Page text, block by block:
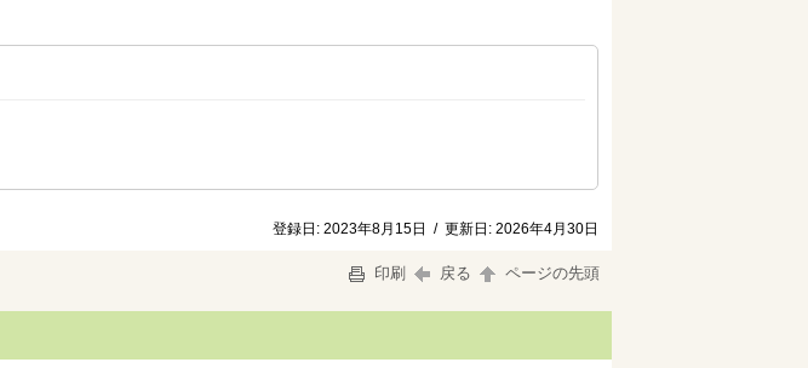
登録日: 2023年8月15日 / 更新日: 2026年4月30日
印刷 戻る ページの先頭